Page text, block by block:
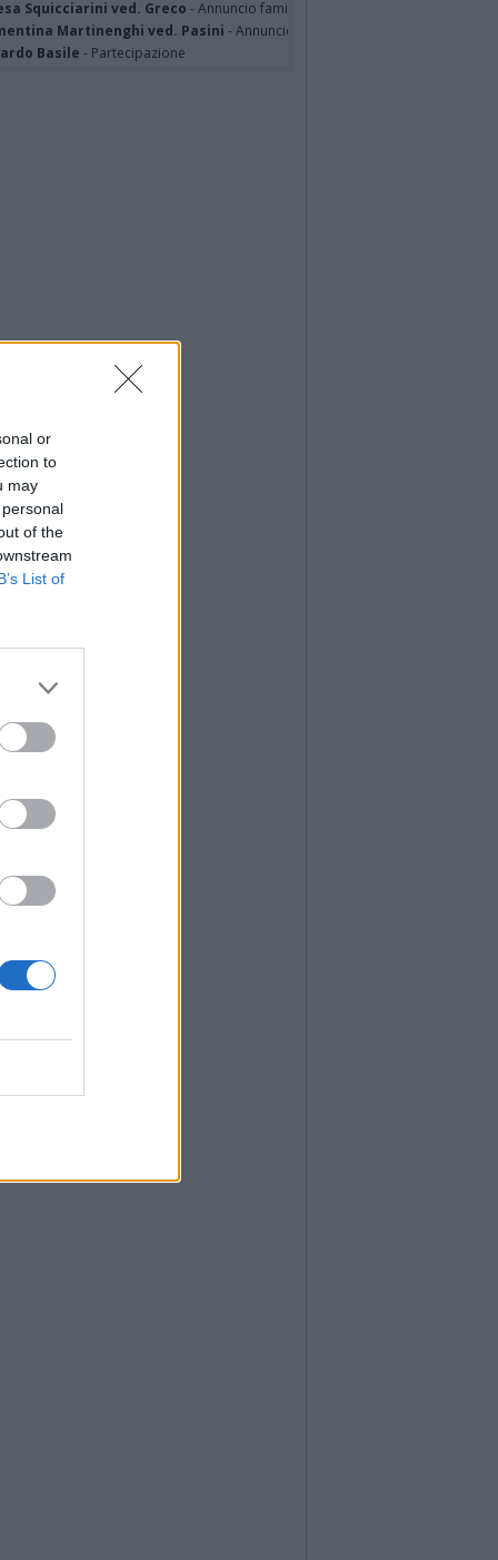
or
to
may
of the
List of
Squicciarini ved. Greco - Annuncio famiglia
Martinenghi ved. Pasini - Annuncio famiglia
Basile - Partecipazione